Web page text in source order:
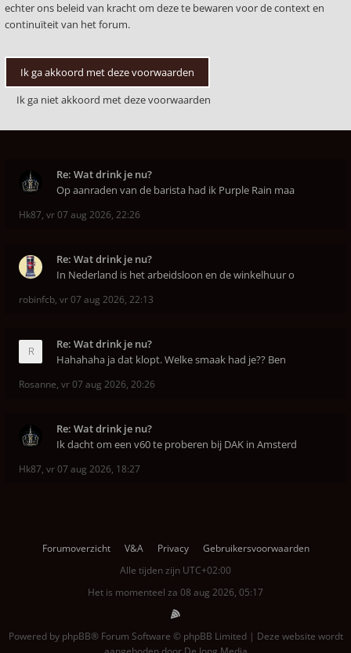
echter ons beleid van kracht om deze te bewaren voor de context en
continuïteit van het forum.
Re: Wat drink je nu?
Op aanraden van de barista had ik Purple Rain maa
Hk87, vr 07 aug 2026, 22:26
Re: Wat drink je nu?
In Nederland is het arbeidsloon en de winkelhuur o
robinfcb, vr 07 aug 2026, 22:13
Re: Wat drink je nu?
Hahahaha ja dat klopt. Welke smaak had je?? Ben
Rosanne, vr 07 aug 2026, 20:26
Re: Wat drink je nu?
Ik dacht om een v60 te proberen bij DAK in Amsterd
Hk87, vr 07 aug 2026, 18:27
Forumoverzicht V&A Privacy
Gebruikersvoorwaarden
Alle tijden zijn UTC+02:00
Het is momenteel za 08 aug 2026, 05:17
Powered by phpBB® Forum Software © phpBB Limited | Deze website wordt